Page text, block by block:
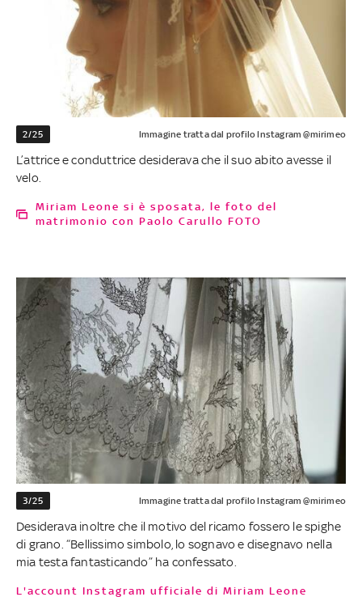
2/25 Immagine tratta dal profilo Instagram @mirimeo
L’attrice e conduttrice desiderava che il suo abito avesse il
velo.
Miriam Leone si è sposata, le foto del
matrimonio con Paolo Carullo FOTO
3/25 Immagine tratta dal profilo Instagram @mirimeo
Desiderava inoltre che il motivo del ricamo fossero le spighe
di grano. “Bellissimo simbolo, lo sognavo e disegnavo nella
mia testa fantasticando” ha confessato.
L'account Instagram ufficiale di Miriam Leone